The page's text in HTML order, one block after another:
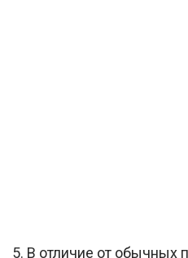
5. В отличие от обычных